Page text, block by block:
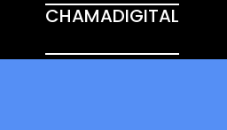
CHAMADIGITAL